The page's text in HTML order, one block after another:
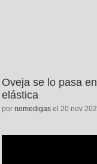
Oveja se lo pasa
elástica
por nomedigas el 20 nov